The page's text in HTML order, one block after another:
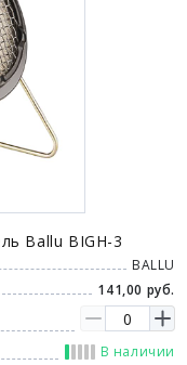
Ballu BIGH-3
BALLU
141,00 руб.
В наличии